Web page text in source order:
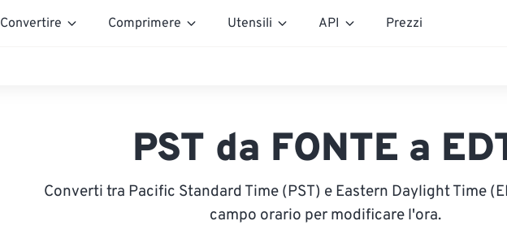
Convertire Comprimere Utensili API Prezzi
PST da FONTE a
Converti tra Pacific Standard Time (PST) e Eastern Daylight Time
campo orario per modificare l'ora.